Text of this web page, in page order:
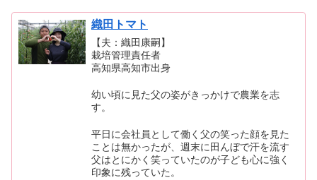
織田トマト
【夫：織田康嗣】
栽培管理責任者
高知県高知市出身
幼い頃に見た父の姿がきっかけで農業を志
す。
平日に会社員として働く父の笑った顔を見た
ことは無かったが、週末に田んぼで汗を流す
父はとにかく笑っていたのが子ども心に強く
印象に残っていた。